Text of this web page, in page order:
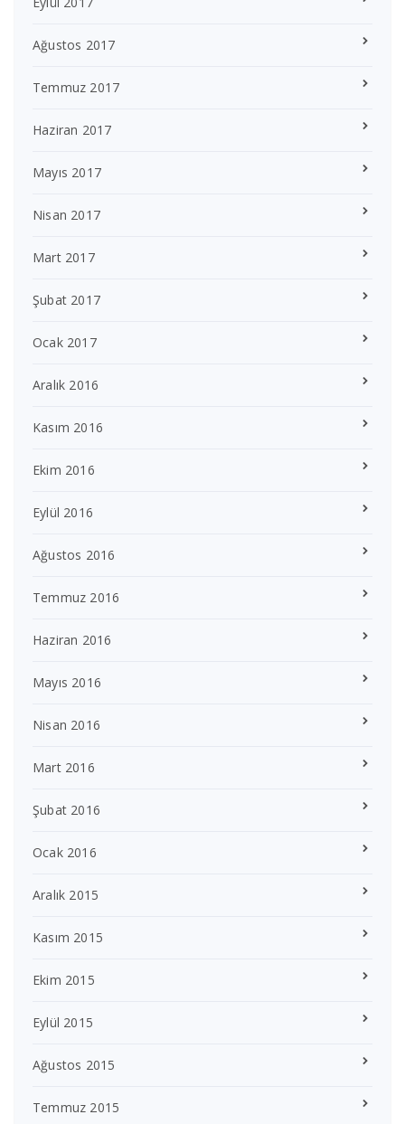
Ağustos 2017
Temmuz 2017
Haziran 2017
Mayıs 2017
Nisan 2017
Mart 2017
Şubat 2017
Ocak 2017
Aralık 2016
Kasım 2016
Ekim 2016
Eylül 2016
Ağustos 2016
Temmuz 2016
Haziran 2016
Mayıs 2016
Nisan 2016
Mart 2016
Şubat 2016
Ocak 2016
Aralık 2015
Kasım 2015
Ekim 2015
Eylül 2015
Ağustos 2015
Temmuz 2015